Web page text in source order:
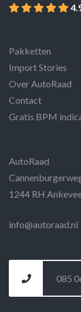
Pakketten
Import Stories
Over AutoRaad
Contact
Gratis BPM
AutoRaad
1244 RH
info@autoraad.nl
085